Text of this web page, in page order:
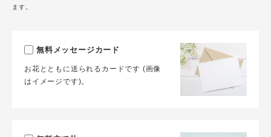
ます。
無料メッセージカード
お花とともに送られるカードです (画像
はイメージです)。